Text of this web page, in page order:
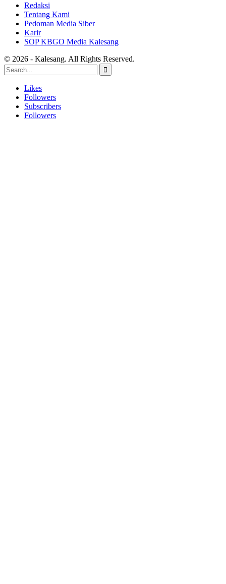
Redaksi
Tentang Kami
Pedoman Media Siber
Karir
SOP KBGO Media Kalesang
© 2026 - Kalesang. All Rights Reserved.
Likes
Followers
Subscribers
Followers